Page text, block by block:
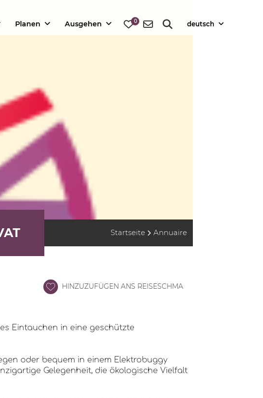
Startseite Annuaire
HINZUZUFÜGEN ANS REISESCHMA
Eintauchen in eine geschützte
oder bequem in einem Elektrobuggy
Gelegenheit, die ökologische Vielfalt
Planen Ausgehen 0 deutsch